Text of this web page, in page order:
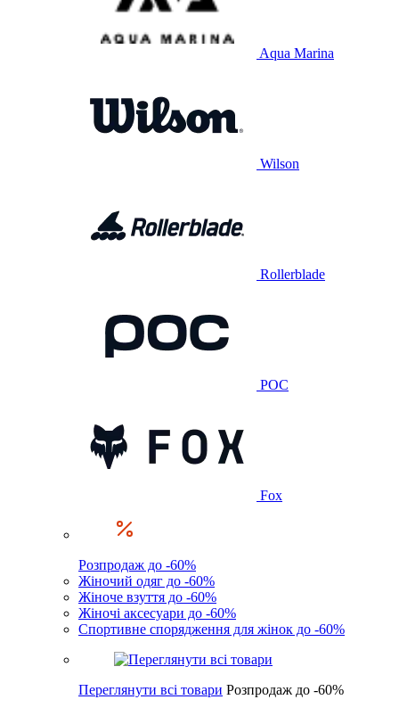
Aqua Marina
Wilson
Rollerblade
POC
Fox
Розпродаж до -60%
Жіночий одяг до -60%
Жіноче взуття до -60%
Жіночі аксесуари до -60%
Спортивне спорядження для жінок до -60%
Переглянути всі товари Розпродаж до -60%